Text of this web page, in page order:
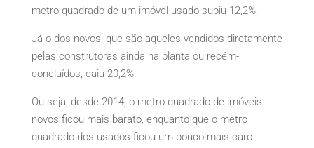
metro quadrado de um imóvel usado subiu 12,2%.
Já o dos novos, que são aqueles vendidos diretamente
pelas construtoras ainda na planta ou recém-
concluídos, caiu 20,2%.
Ou seja, desde 2014, o metro quadrado de imóveis
novos ficou mais barato, enquanto que o metro
quadrado dos usados ficou um pouco mais caro.